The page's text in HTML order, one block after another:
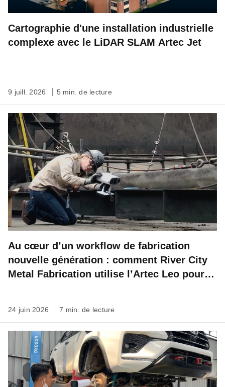
Cartographie d'une installation industrielle
complexe avec le LiDAR SLAM Artec Jet
9 juill. 2026 5 min. de lecture
Au cœur d’un workflow de fabrication
nouvelle génération : comment River City
Metal Fabrication utilise l’Artec Leo pour
24 juin 2026 7 min. de lecture